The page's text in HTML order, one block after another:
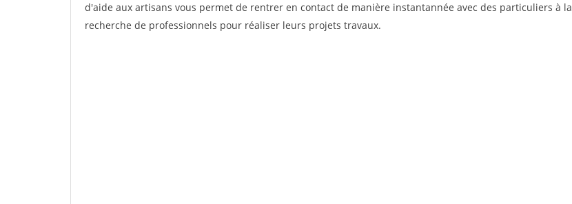
d'aide aux artisans vous permet de rentrer en contact de manière instantannée avec des particuliers à la
recherche de professionnels pour réaliser leurs projets travaux.